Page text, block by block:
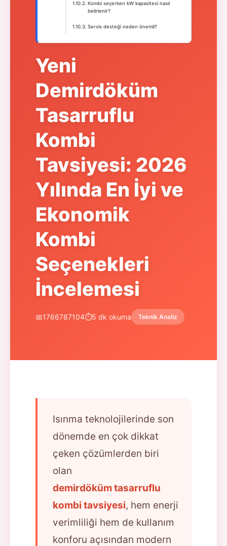
Kombi seçerken kW kapasitesi nasıl
belirlenir?
Servis desteği neden önemli?
Yeni
Demirdöküm
Tasarruflu
Kombi
Tavsiyesi: 2026
Yılında En İyi ve
Ekonomik
Kombi
Seçenekleri
İncelemesi
📅1766787104⏱️5 dk okuma Teknik Analiz
Isınma teknolojilerinde son
dönemde en çok dikkat
çeken çözümlerden biri
olan
demirdöküm tasarruflu
kombi tavsiyesi, hem enerji
verimliliği hem de kullanım
konforu açısından modern